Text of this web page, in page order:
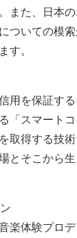
また、日本
ついての模
す。
用を保証す
「スマート
取得する技
とそこから
楽体験プロ